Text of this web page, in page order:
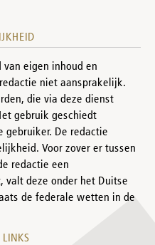
eigen inhoud en
niet aansprakelijk.
die via deze dienst
gebruik geschiedt
gebruiker. De redactie
Voor zover er tussen
redactie een
valt deze onder het Duitse
de federale wetten in de